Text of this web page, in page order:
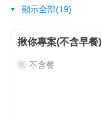
顯示全部(19)
揪你專案(不含早餐)
不含餐